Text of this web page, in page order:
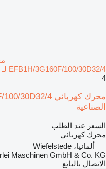
EFB1H/3G160F/100/30D32/4 لـ المعدات الصناعية
4
الصناعية
السعر عند الطلب
محرك كهربائي
ألمانيا، Wiefelstede
Maschinen GmbH & Co. KG
الاتصال بالبائع